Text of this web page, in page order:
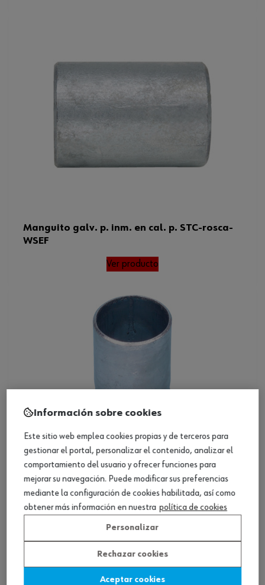
Manguito galv. p. inm. en cal. p. STC-rosca-
WSEF
Ver producto
Manguito de unión para tubo de acero
Información sobre cookies
Este sitio web emplea cookies propias y de terceros para
gestionar el portal, personalizar el contenido, analizar el
comportamiento del usuario y ofrecer funciones para
mejorar su navegación. Puede modificar sus preferencias
mediante la configuración de cookies habilitada, así como
obtener más información en nuestra política de cookies
Personalizar
Rechazar cookies
Aceptar cookies